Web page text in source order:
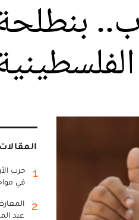
بنطلحة
1
حرب
في
2
عبد